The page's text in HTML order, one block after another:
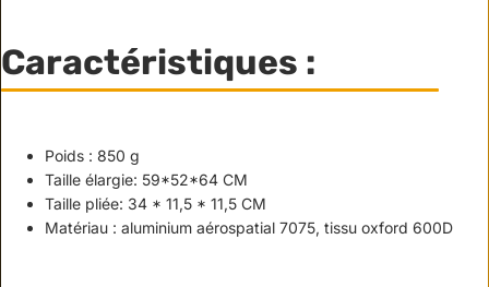
Caractéristiques :
Poids : 850 g
Taille élargie: 59*52*64 CM
Taille pliée: 34 * 11,5 * 11,5 CM
Matériau : aluminium aérospatial 7075, tissu oxford 600D